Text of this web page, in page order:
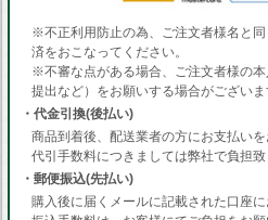
※不正利用防止の為、ご注文者様名と
済をおこなってください。
※不審な点がある場合、ご注文者様の
提出など）をお願いする場合がございま
・代金引換(後払い)
商品到着後、配送業者の方にお支払いを
代引手数料につきましては弊社で負担致
・郵便振込(先払い)
購入後に届くメールに記載された口座に